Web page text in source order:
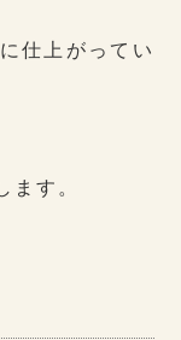
仕上がってい
ます。